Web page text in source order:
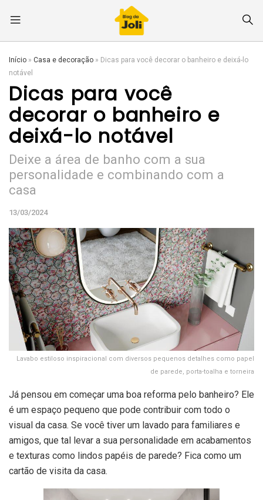
Início » Casa e decoração » Dicas para você decorar o banheiro e deixá-lo
notável
Dicas para você
decorar o banheiro e
deixá-lo notável
Deixe a área de banho com a sua
personalidade e combinando com a
casa
13/03/2024
Lavabo estiloso inspiracional com diversos pequenos detalhes como papel
de parede, porta-toalha e torneira
Já pensou em começar uma boa reforma pelo banheiro? Ele
é um espaço pequeno que pode contribuir com todo o
visual da casa. Se você tiver um lavado para familiares e
amigos, que tal levar a sua personalidade em acabamentos
e texturas como lindos papéis de parede? Fica como um
cartão de visita da casa.